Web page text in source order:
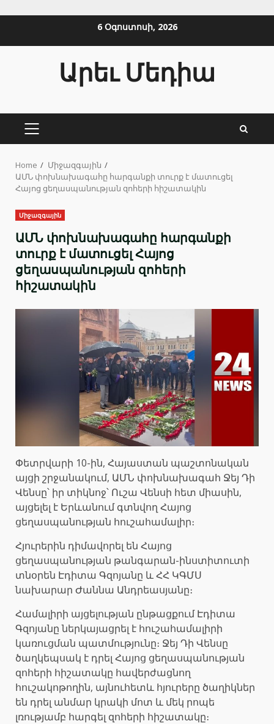
6 Օգոստոսի, 2026
Արեւ Մեդիա
PRIMARY
Home
Միջազգային
ԱՄՆ փոխնախագահը հարգանքի տուրք է մատուցել
Հայոց ցեղասպանության զոհերի հիշատակին
Միջազգային
ԱՄՆ փոխնախագահը հարգանքի
տուրք է մատուցել Հայոց
ցեղասպանության զոհերի
հիշատակին
Փետրվարի 10-ին, Հայաստան պաշտոնական
այցի շրջանակում, ԱՄՆ փոխնախագահ Ջեյ Դի
Վենսը՝ իր տիկնոջ՝ Ուշա Վենսի հետ միասին,
այցելել է Երևանում գտնվող Հայոց
ցեղասպանության հուշահամալիր։
Հյուրերին դիմավորել են Հայոց
ցեղասպանության թանգարան-ինստիտուտի
տնօրեն Էդիտա Գզոյանը և ՀՀ ԿԳՄՍ
նախարար Ժաննա Անդրեասյանը։
Համալիրի այցելության ընթացքում Էդիտա
Գզոյանը ներկայացրել է հուշահամալիրի
կառուցման պատմությունը։ Ջեյ Դի Վենսը
ծաղկեպսակ է դրել Հայոց ցեղասպանության
զոհերի հիշատակը հավերժացնող
հուշակոթողին, այնուհետև հյուրերը ծաղիկներ
են դրել անմար կրակի մոտ և մեկ րոպե
լռությամբ հարգել զոհերի հիշատակը։